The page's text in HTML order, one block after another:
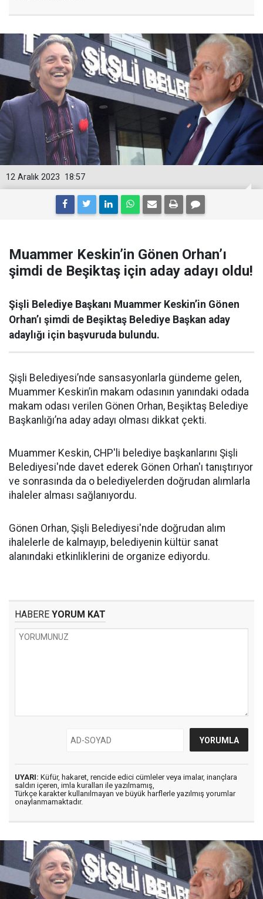
18:57
12 Aralık 2023
Muammer Keskin’in Gönen Orhan’ı
şimdi de Beşiktaş için aday adayı oldu!
Şişli Belediye Başkanı Muammer Keskin’in Gönen
Orhan’ı şimdi de Beşiktaş Belediye Başkan aday
adaylığı için başvuruda bulundu.
Şişli Belediyesi’nde sansasyonlarla gündeme gelen,
Muammer Keskin’in makam odasının yanındaki odada
makam odası verilen Gönen Orhan, Beşiktaş Belediye
Başkanlığı’na aday adayı olması dikkat çekti.
Muammer Keskin, CHP'li belediye başkanlarını Şişli
Belediyesi'nde davet ederek Gönen Orhan'ı tanıştırıyor
ve sonrasında da o belediyelerden doğrudan alımlarla
ihaleler alması sağlanıyordu.
Gönen Orhan, Şişli Belediyesi'nde doğrudan alım
ihalelerle de kalmayıp, belediyenin kültür sanat
alanındaki etkinliklerini de organize ediyordu.
HABERE YORUM KAT
UYARI: Küfür, hakaret, rencide edici cümleler veya imalar, inançlara
saldırı içeren, imla kuralları ile yazılmamış,
Türkçe karakter kullanılmayan ve büyük harflerle yazılmış yorumlar
onaylanmamaktadır.